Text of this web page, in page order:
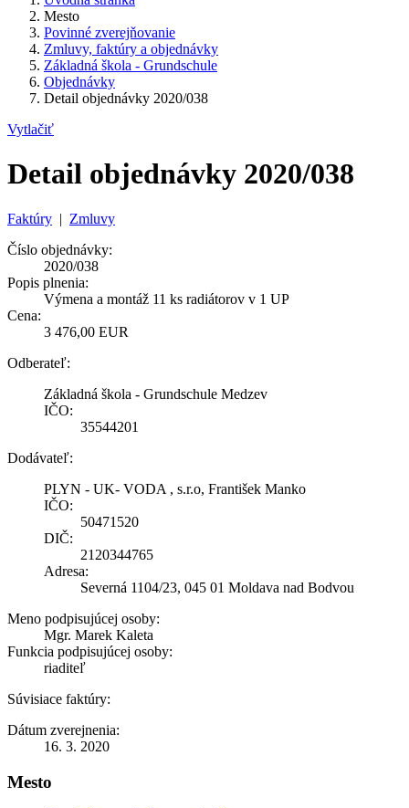
Mesto
Povinné zverejňovanie
Zmluvy, faktúry a objednávky
Základná škola - Grundschule
Objednávky
Detail objednávky 2020/038
Vytlačiť
Detail objednávky 2020/038
Faktúry | Zmluvy
Číslo objednávky:
2020/038
Popis plnenia:
Výmena a montáž 11 ks radiátorov v 1 UP
Cena:
3 476,00 EUR
Odberateľ:
Základná škola - Grundschule Medzev
IČO:
35544201
Dodávateľ:
PLYN - UK- VODA , s.r.o, František Manko
IČO:
50471520
DIČ:
2120344765
Adresa:
Severná 1104/23, 045 01 Moldava nad Bodvou
Meno podpisujúcej osoby:
Mgr. Marek Kaleta
Funkcia podpisujúcej osoby:
riaditeľ
Súvisiace faktúry:
Dátum zverejnenia:
16. 3. 2020
Mesto